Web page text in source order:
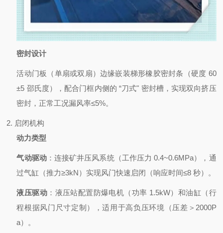
密封设计
活动门板（单扇或双扇）边缘嵌装梯形橡胶密封条（硬度 60
±5 邵氏度），配合门框内侧的 “刀式" 密封槽，实现双向挤压
密封，正常工况漏风率≤5%。
2. 启闭机构
动力类型
气动驱动：连接矿井压风系统（工作压力 0.4~0.6MPa），通
过气缸（推力≥3kN）实现风门快速启闭（响应时间≤8 秒）。
液压驱动 ：液压站配置防爆电机（功率 1.5kW）和油缸（行
程根据风门尺寸定制），适用于高负压环境（压差＞2000P
a）。